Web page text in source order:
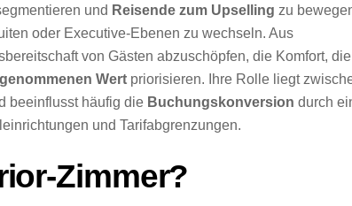
und Reisende zum Upselling zu
oder Executive-Ebenen zu wechseln. Aus
von Gästen abzuschöpfen, die Komfort, die
Wert priorisieren. Ihre Rolle liegt
beeinflusst häufig die Buchungskonversion durch
und Tarifabgrenzungen.
Zimmer?